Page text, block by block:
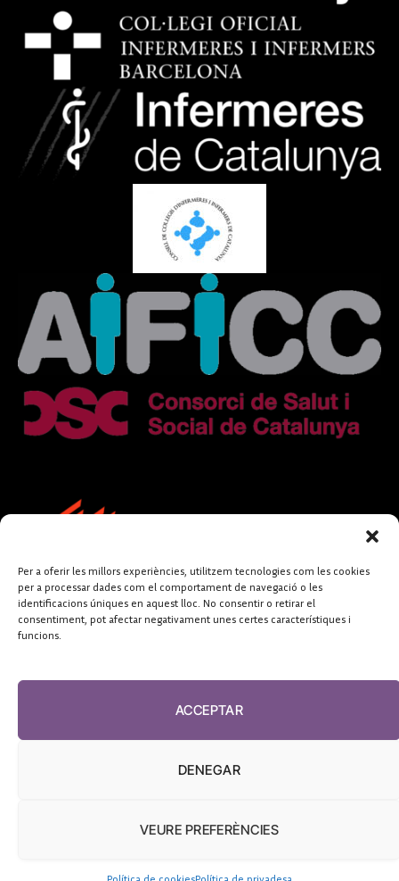
Per a oferir les millors experiències, utilitzem tecnologies com les cookies
per a processar dades com el comportament de navegació o les
identificacions úniques en aquest lloc. No consentir o retirar el
consentiment, pot afectar negativament unes certes característiques i
funcions.
ACCEPTAR
DENEGAR
VEURE PREFERÈNCIES
FUNDACIÓ